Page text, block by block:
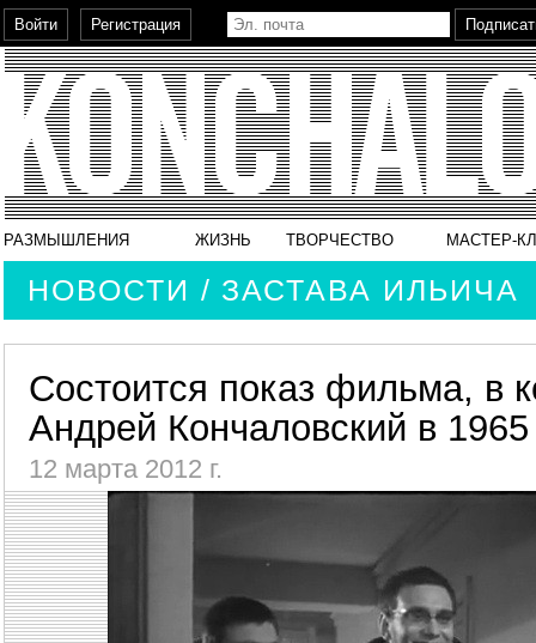
РАЗМЫШЛЕНИЯ ЖИЗНЬ ТВОРЧЕСТВО МАСТЕР-
НОВОСТИ / ЗАСТАВА ИЛЬИЧА
Состоится показ фильма, в
Андрей Кончаловский в 1965
12 марта 2012 г.